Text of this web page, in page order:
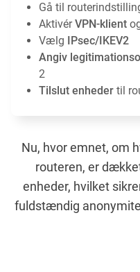
Gå til
AktivérVPN-klient
Vælg
IPsec/IKEV2
Angiv
2
Tilslut enheder til
Nu, hvor emnet, om
routeren, er
enheder, hvilket
fuldstændig